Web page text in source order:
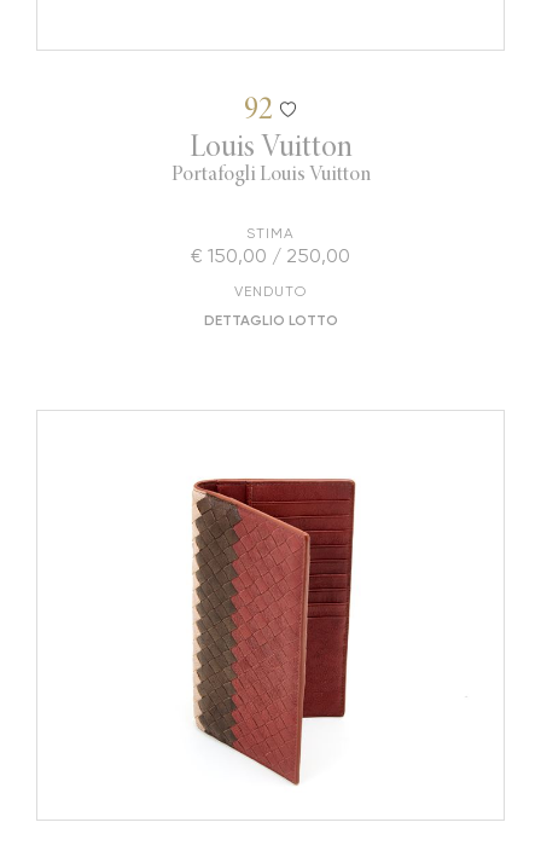
92
Louis Vuitton
Portafogli Louis Vuitton
STIMA
€ 150,00 / 250,00
VENDUTO
DETTAGLIO LOTTO